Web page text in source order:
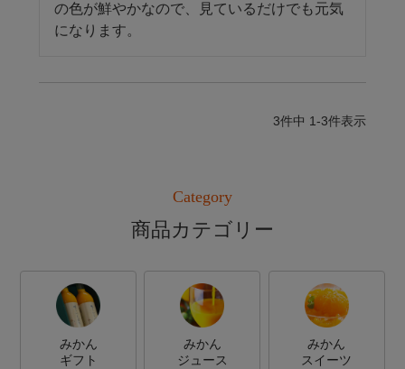
の色が鮮やかなので、見ているだけでも元気
になります。
3件中 1-3件表示
Category
商品カテゴリー
みかん
ギフト
みかん
ジュース
みかん
スイーツ